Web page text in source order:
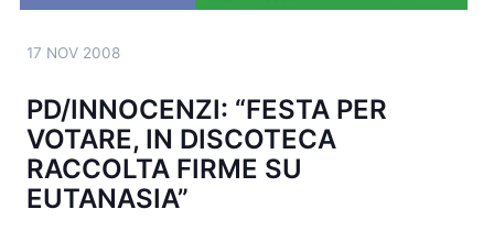
17 NOV 2008
PD/INNOCENZI: “FESTA PER
VOTARE, IN DISCOTECA
RACCOLTA FIRME SU
EUTANASIA”